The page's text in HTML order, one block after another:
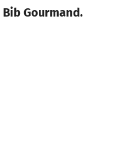
Gourmand.